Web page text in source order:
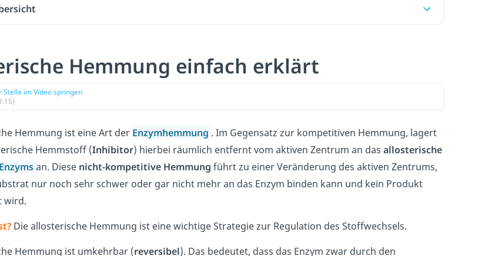
Hemmung einfach erklärt
Stelle im Video springen
Hemmung ist eine Art der Enzymhemmung . Im Gegensatz zur kompetitiven Hemmung, lagert
Hemmstoff (Inhibitor) hierbei räumlich entfernt vom aktiven Zentrum an das allosterische
Enzymsan. Diese nicht-kompetitive Hemmung führt zu einer Veränderung des aktiven Zentrums,
nur noch sehr schwer oder gar nicht mehr an das Enzym binden kann und kein Produkt
wird.
Die allosterische Hemmung ist eine wichtige Strategie zur Regulation des Stoffwechsels.
Hemmung ist umkehrbar (reversibel). Das bedeutet, dass das Enzym zwar durch den